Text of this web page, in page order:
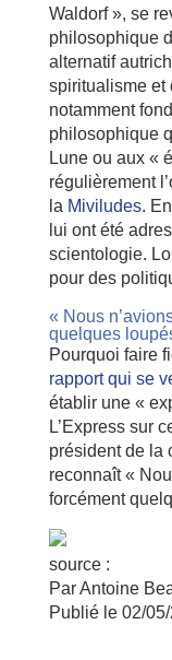
Waldorf », se
philosophique
alternatif
spiritualisme et
notamment
philosophique
Lune ou aux «
régulièrement
la Miviludes.
lui ont été
scientologie.
pour des
« Nous
quelques
Pourquoi faire
rapport qui se
établir une «
L’Express sur
président de la
reconnaît «
forcément
source :
Par Antoine
Publié le02/05/